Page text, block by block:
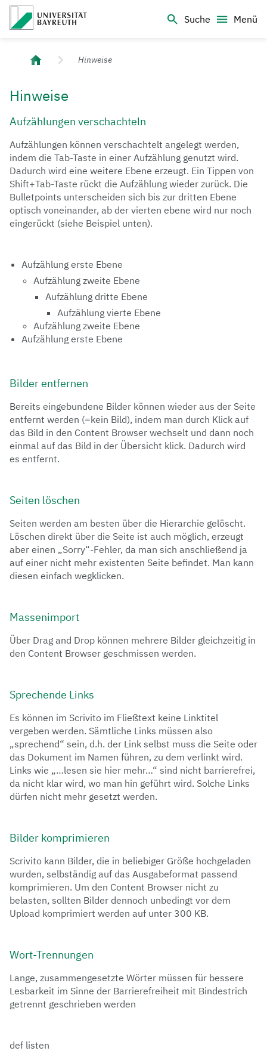
Suche
Menü
Universität Bayreuth – Deine Top-Campus-Uni
Hinweise
Hinweise
Aufzählungen verschachteln
Aufzählungen können verschachtelt angelegt werden,
indem die Tab-Taste in einer Aufzählung genutzt wird.
Dadurch wird eine weitere Ebene erzeugt. Ein Tippen von
Shift+Tab-Taste rückt die Aufzählung wieder zurück. Die
Bulletpoints unterscheiden sich bis zur dritten Ebene
optisch voneinander, ab der vierten ebene wird nur noch
eingerückt (siehe Beispiel unten).
Aufzählung erste Ebene
Aufzählung zweite Ebene
Aufzählung dritte Ebene
Aufzählung vierte Ebene
Aufzählung zweite Ebene
Aufzählung erste Ebene
Bilder entfernen
Bereits eingebundene Bilder können wieder aus der Seite
entfernt werden (=kein Bild), indem man durch Klick auf
das Bild in den Content Browser wechselt und dann noch
einmal auf das Bild in der Übersicht klick. Dadurch wird
es entfernt.
Seiten löschen
Seiten werden am besten über die Hierarchie gelöscht.
Löschen direkt über die Seite ist auch möglich, erzeugt
aber einen „Sorry“-Fehler, da man sich anschließend ja
auf einer nicht mehr existenten Seite befindet. Man kann
diesen einfach wegklicken.
Massenimport
Über Drag and Drop können mehrere Bilder gleichzeitig in
den Content Browser geschmissen werden.
Sprechende Links
Es können im Scrivito im Fließtext keine Linktitel
vergeben werden. Sämtliche Links müssen also
„sprechend“ sein, d.h. der Link selbst muss die Seite oder
das Dokument im Namen führen, zu dem verlinkt wird.
Links wie „…lesen sie hier mehr…“ sind nicht barrierefrei,
da nicht klar wird, wo man hin geführt wird. Solche Links
dürfen nicht mehr gesetzt werden.
Bilder komprimieren
Scrivito kann Bilder, die in beliebiger Größe hochgeladen
wurden, selbständig auf das Ausgabeformat passend
komprimieren. Um den Content Browser nicht zu
belasten, sollten Bilder dennoch unbedingt vor dem
Upload komprimiert werden auf unter 300 KB.
Wort-Trennungen
Lange, zusammengesetzte Wörter müssen für bessere
Lesbarkeit im Sinne der Barrierefreiheit mit Bindestrich
getrennt geschrieben werden
def listen